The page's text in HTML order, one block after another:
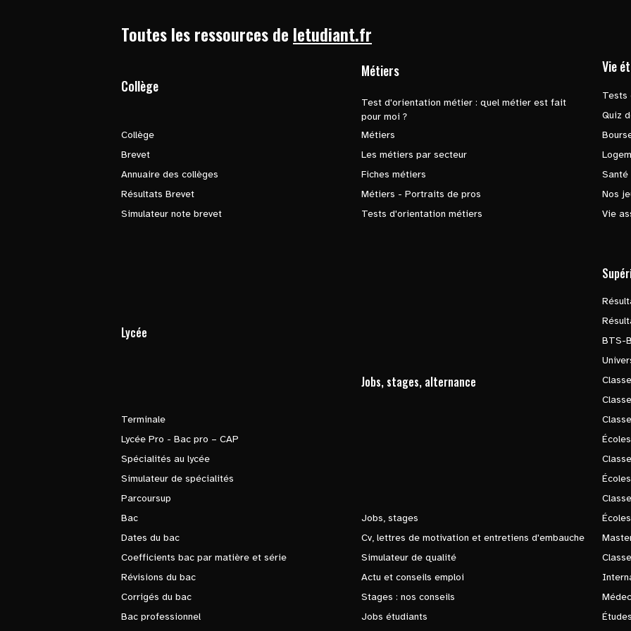
Toutes les ressources de letudiant.fr
Collège
Collège
Brevet
Annuaire des collèges
Résultats Brevet
Simulateur note brevet
Métiers
Test d'orientation métier : quel métier est fait
pour moi ?
Métiers
Les métiers par secteur
Fiches métiers
Métiers - Portraits de pros
Tests d'orientation métiers
Vie
Tests
Quiz
Santé
Nos
Vie
Lycée
Terminale
Lycée Pro - Bac pro – CAP
Spécialités au lycée
Simulateur de spécialités
Parcoursup
Bac
Dates du bac
Coefficients bac par matière et série
Révisions du bac
Corrigés du bac
Bac professionnel
Jobs, stages, alternance
Jobs, stages
Cv, lettres de motivation et entretiens d'embauche
Simulateur de qualité
Actu et conseils emploi
Stages : nos conseils
Jobs étudiants
BTS-